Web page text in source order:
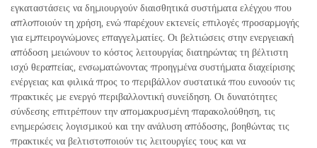
εγκαταστάσεις να δημιουργούν διαισθητικά συστήματα ελέγχου που
απλοποιούν τη χρήση, ενώ παρέχουν εκτενείς επιλογές προσαρμογής
για εμπειρογνώμονες επαγγελματίες. Οι βελτιώσεις στην ενεργειακή
απόδοση μειώνουν το κόστος λειτουργίας διατηρώντας τη βέλτιστη
ισχύ θεραπείας, ενσωματώνοντας προηγμένα συστήματα διαχείρισης
ενέργειας και φιλικά προς το περιβάλλον συστατικά που ευνοούν τις
πρακτικές με ενεργό περιβαλλοντική συνείδηση. Οι δυνατότητες
σύνδεσης επιτρέπουν την απομακρυσμένη παρακολούθηση, τις
ενημερώσεις λογισμικού και την ανάλυση απόδοσης, βοηθώντας τις
πρακτικές να βελτιστοποιούν τις λειτουργίες τους και να